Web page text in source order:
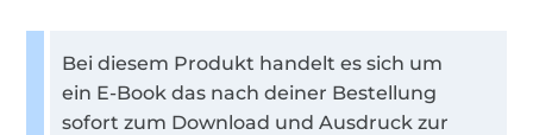
Bei diesem Produkt handelt es sich um
ein E-Book das nach deiner Bestellung
sofort zum Download und Ausdruck zur